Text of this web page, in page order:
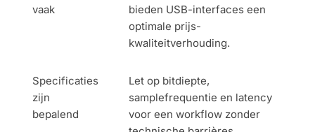
vaak
bieden USB-interfaces een
optimale prijs-
kwaliteitverhouding.
Specificaties
zijn
bepalend
Let op bitdiepte,
samplefrequentie en latency
voor een workflow zonder